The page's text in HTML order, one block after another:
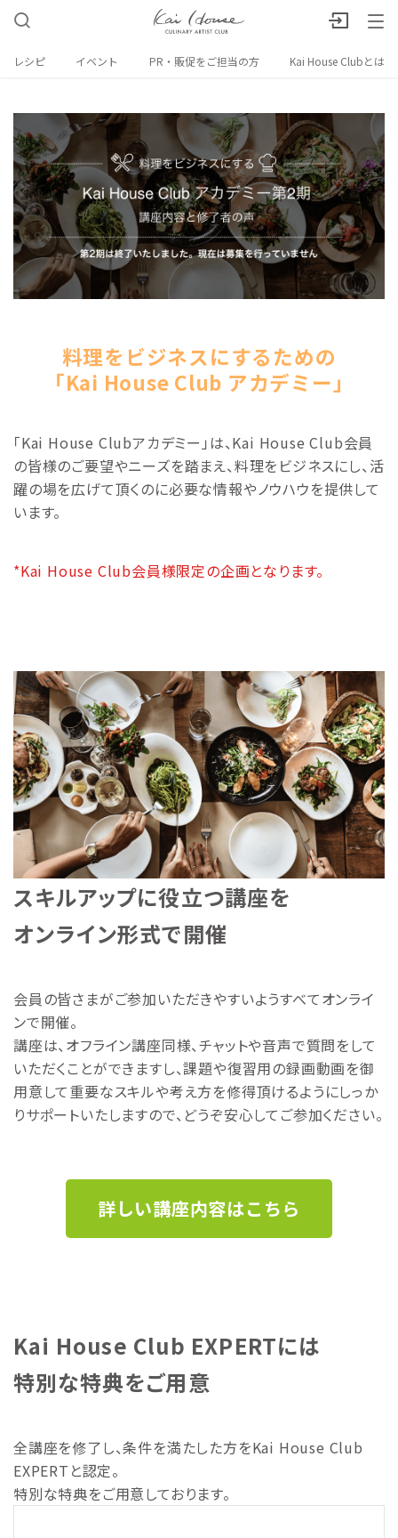
レシピ イベント PR・販促をご担当の方 Kai House Clubとは
料理をビジネスにするための
「Kai House Club アカデミー」
「Kai House Clubアカデミー」は、Kai House Club会員
の皆様のご要望やニーズを踏まえ、料理をビジネスにし、活
躍の場を広げて頂くのに必要な情報やノウハウを提供して
います。
*Kai House Club会員様限定の企画となります。
スキルアップに役立つ講座を
オンライン形式で開催
会員の皆さまがご参加いただきやすいようすべてオンライ
ンで開催。
講座は、オフライン講座同様、チャットや音声で質問をして
いただくことができますし、課題や復習用の録画動画を御
用意して重要なスキルや考え方を修得頂けるようにしっか
りサポートいたしますので、どうぞ安心してご参加ください。
詳しい講座内容はこちら
Kai House Club EXPERTには
特別な特典をご用意
全講座を修了し、条件を満たした方をKai House Club
EXPERTと認定。
特別な特典をご用意しております。